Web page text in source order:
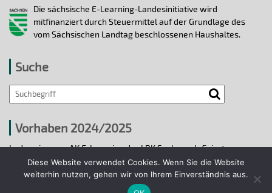
Die sächsische E-Learning-Landesinitiative wird
mitfinanziert durch Steuermittel auf der Grundlage des
vom Sächsischen Landtag beschlossenen Haushaltes.
Suche
Search
Vorhaben 2024/2025
In den vier vom AK E-Learning der LRK Sachsen definierten
strategischen Handlungsfeldern 2024/25 wurden bis 31.12.2025
ausgewählte E-Learning-Hochschulvorhaben durchgeführt.
Diese Website verwendet Cookies. Wenn Sie die Website
weiterhin nutzen, gehen wir von Ihrem Einverständnis aus.